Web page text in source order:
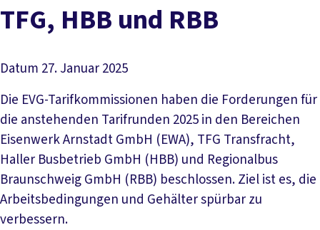
TFG, HBB und RBB
Datum 27. Januar 2025
Die EVG-Tarifkommissionen haben die Forderungen für
die anstehenden Tarifrunden 2025 in den Bereichen
Eisenwerk Arnstadt GmbH (EWA), TFG Transfracht,
Haller Busbetrieb GmbH (HBB) und Regionalbus
Braunschweig GmbH (RBB) beschlossen. Ziel ist es, die
Arbeitsbedingungen und Gehälter spürbar zu
verbessern.